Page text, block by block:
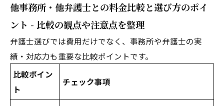
他事務所・他弁護士との料金比較と選び方のポイ
ント - 比較の観点や注意点を整理
弁護士選びでは費用だけでなく、事務所や弁護士の実
績・対応力も重要な比較ポイントです。
比較ポイン
ト
チェック事項